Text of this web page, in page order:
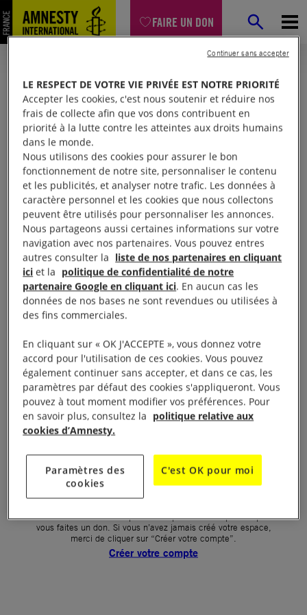
FAIRE UN DON
Mon espace
Connexion
Votre adresse email (obligatoire)
Mot de passe oublié ?
Un problème de connexion ?
Première connexion ?
La création de votre espace n’est pas automatique lorsque
vous faites un don. Si vous n’avez jamais créé votre espace,
merci de cliquer sur “Créer votre compte”.
Créer votre compte
LE RESPECT DE VOTRE VIE PRIVÉE EST NOTRE PRIORITÉ
Accepter les cookies, c'est nous soutenir et réduire nos
frais de collecte afin que vos dons contribuent en
priorité à la lutte contre les atteintes aux droits humains
dans le monde.
Nous utilisons des cookies pour assurer le bon
fonctionnement de notre site, personnaliser le contenu
et les publicités, et analyser notre trafic. Les données à
caractère personnel et les cookies que nous collectons
peuvent être utilisés pour personnaliser les annonces.
Nous partageons aussi certaines informations sur votre
navigation avec nos partenaires. Vous pouvez entres
autres consulter la liste de nos partenaires en cliquant
ici et la politique de confidentialité de notre
partenaire Google en cliquant ici. En aucun cas les
données de nos bases ne sont revendues ou utilisées à
des fins commerciales.
En cliquant sur « OK J'ACCEPTE », vous donnez votre
accord pour l'utilisation de ces cookies. Vous pouvez
également continuer sans accepter, et dans ce cas, les
paramètres par défaut des cookies s'appliqueront. Vous
pouvez à tout moment modifier vos préférences. Pour
en savoir plus, consultez la politique relative aux
cookies d’Amnesty.
Paramètres des
cookies
C'est OK pour moi
Continuer sans accepter